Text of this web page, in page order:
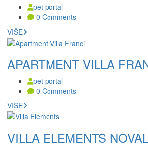
pet portal
0 Comments
VIŠE
APARTMENT VILLA
pet portal
0 Comments
VIŠE
VILLA ELEMENTS